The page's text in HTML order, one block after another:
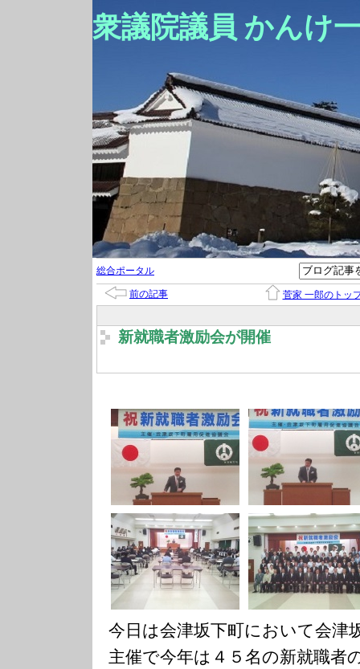
衆議院議員 かんけ
総合ポータル
前の記事 菅家 一郎のトッ
新就職者激励会が開催
今日は会津坂下町において会津
主催で今年は４５名の新就職者